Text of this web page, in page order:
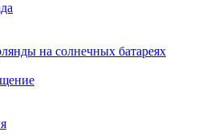
на солнечных батареях